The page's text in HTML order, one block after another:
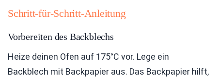
Schritt-für-Schritt-Anleitung
Vorbereiten des Backblechs
Heize deinen Ofen auf 175°C vor. Lege ein
Backblech mit Backpapier aus. Das Backpapier hilft,